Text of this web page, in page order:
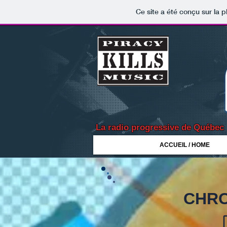
Ce site a été conçu sur la
La radio progressive de Québec
ACCUEIL / HOME